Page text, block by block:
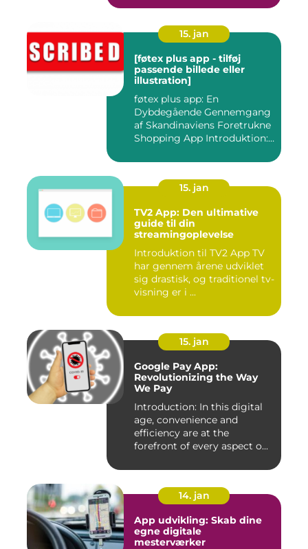
15. jan
[føtex plus app - tilføj
passende billede eller
illustration]
føtex plus app: En
Dybdegående Gennemgang
af Skandinaviens Foretrukne
Shopping App Introduktion:
15. jan
TV2 App: Den ultimative
guide til din
streamingoplevelse
Introduktion til TV2 App TV
har gennem årene udviklet
sig drastisk, og traditionel tv-
visning er i ...
15. jan
Google Pay App:
Revolutionizing the Way
We Pay
Introduction: In this digital
age, convenience and
efficiency are at the
forefront of every aspect o...
14. jan
App udvikling: Skab dine
egne digitale
mesterværker